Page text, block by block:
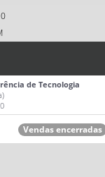
de Tecnologia
Vendas encerradas